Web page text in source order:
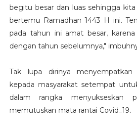
begitu besar dan luas sehingga
bertemu Ramadhan 1443 H ini.
pada tahun ini amat besar,
dengan tahun sebelumnya,"
Tak lupa dirinya
kepada masyarakat setempat
dalam rangka menyukseskan
memutuskan mata rantai Covid_19.